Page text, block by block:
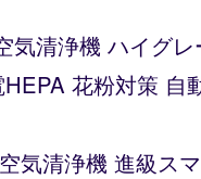
気清浄機 ハイグ
花粉対策 自
気清浄機 進級ス